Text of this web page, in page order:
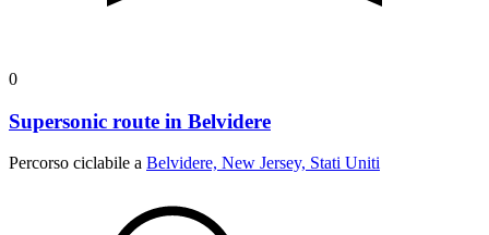
0
Supersonic route in Belvidere
Percorso ciclabile a Belvidere, New Jersey, Stati Uniti